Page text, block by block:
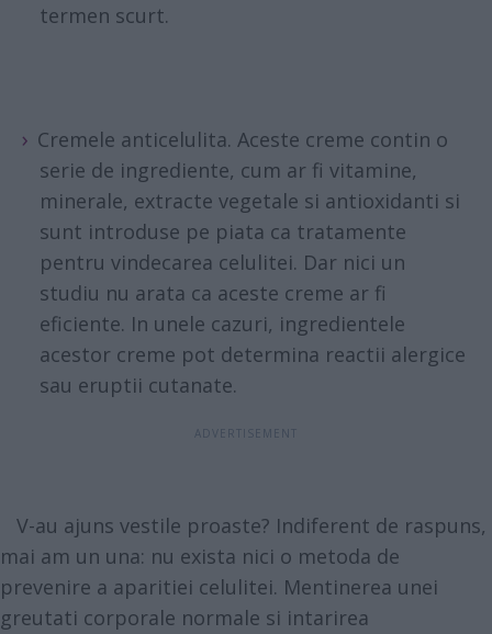
termen scurt.
Cremele anticelulita. Aceste creme contin o
serie de ingrediente, cum ar fi vitamine,
minerale, extracte vegetale si antioxidanti si
sunt introduse pe piata ca tratamente
pentru vindecarea celulitei. Dar nici un
studiu nu arata ca aceste creme ar fi
eficiente. In unele cazuri, ingredientele
acestor creme pot determina reactii alergice
sau eruptii cutanate.
V-au ajuns vestile proaste? Indiferent de raspuns,
mai am un una: nu exista nici o metoda de
prevenire a aparitiei celulitei. Mentinerea unei
greutati corporale normale si intarirea